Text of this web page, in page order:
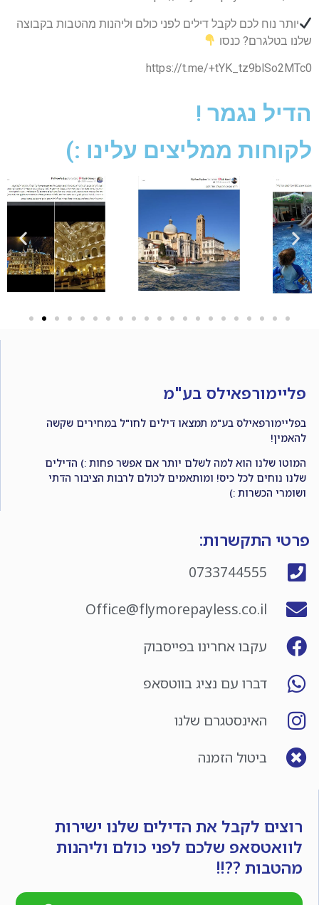
יותר נוח לכם לקבל דילים לפני כולם וליהנות מהטבות בקבוצה
שלנו בטלגרם? כנסו
https://t.me/+tYK_tz9blSo2MTc0
הדיל נגמר !
לקוחות ממליצים עלינו :)
פליימורפאילס בע"מ
בפליימורפאילס בע"מ תמצאו דילים לחו"ל במחירים שקשה
להאמין!
המוטו שלנו הוא למה לשלם יותר אם אפשר פחות :) הדילים
שלנו נוחים לכל כיס! ומותאמים לכולם לרבות הציבור הדתי
ושומרי הכשרות :)
פרטי התקשרות:
0733744555
Office@flymorepayless.co.il
עקבו אחרינו בפייסבוק
דברו עם נציג בווטסאפ
האינסטגרם שלנו
ביטול הזמנה
רוצים לקבל את הדילים שלנו ישירות
לוואטסאפ שלכם לפני כולם וליהנות
מהטבות ??!!